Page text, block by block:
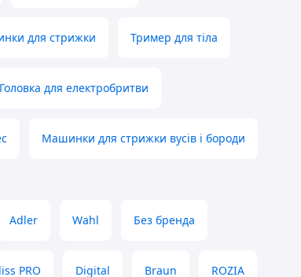
для стрижки Тример для тіла
Головка для електробритви
Машинки для стрижки вусів і бороди
Adler Wahl Без бренда
PRO Digital Braun ROZIA